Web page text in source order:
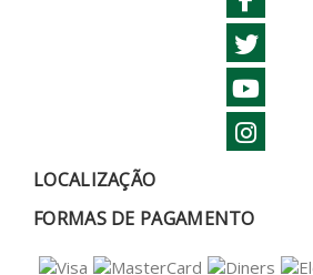
LOCALIZAÇÃO
FORMAS DE PAGAMENTO